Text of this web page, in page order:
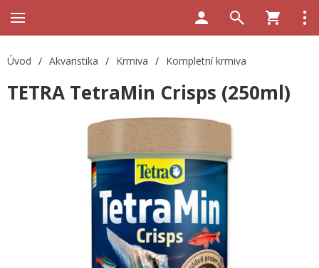
Úvod / Akvaristika / Krmiva / Kompletní krmiva
TETRA TetraMin Crisps (250ml)